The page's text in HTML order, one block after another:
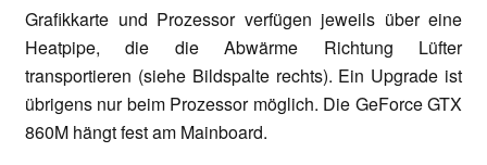
Grafikkarte und Prozessor verfügen jeweils über eine
Heatpipe, die die Abwärme Richtung Lüfter
transportieren (siehe Bildspalte rechts). Ein Upgrade ist
übrigens nur beim Prozessor möglich. Die GeForce GTX
860M hängt fest am Mainboard.